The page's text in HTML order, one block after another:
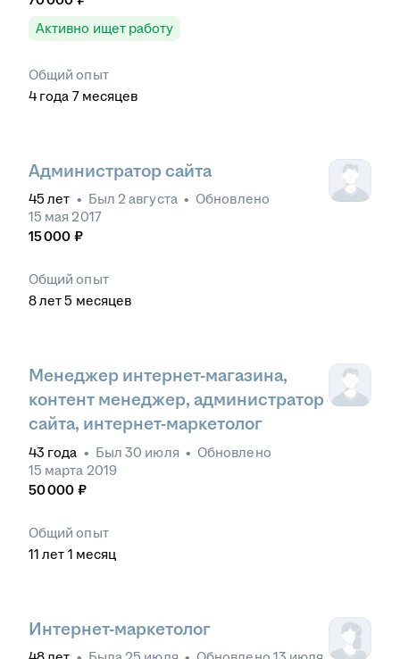
Активно ищет работу
Общий опыт
4 года 7 месяцев
Администратор сайта
45 лет • Был 2 августа • Обновлено
15 мая 2017
15 000 ₽
Общий опыт
8лет 5 месяцев
Менеджер интернет-магазина,
контент менеджер, администратор
сайта, интернет-маркетолог
43 года • Был 30 июля • Обновлено
15 марта 2019
50 000 ₽
Общий опыт
11 лет 1 месяц
Интернет-маркетолог